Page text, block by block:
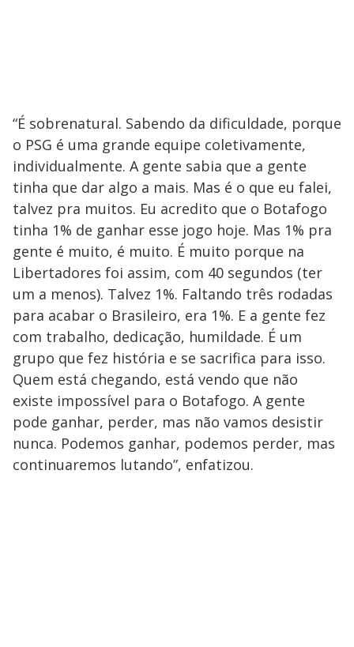
“É sobrenatural. Sabendo da dificuldade, porque
o PSG é uma grande equipe coletivamente,
individualmente. A gente sabia que a gente
tinha que dar algo a mais. Mas é o que eu falei,
talvez pra muitos. Eu acredito que o Botafogo
tinha 1% de ganhar esse jogo hoje. Mas 1% pra
gente é muito, é muito. É muito porque na
Libertadores foi assim, com 40 segundos (ter
um a menos). Talvez 1%. Faltando três rodadas
para acabar o Brasileiro, era 1%. E a gente fez
com trabalho, dedicação, humildade. É um
grupo que fez história e se sacrifica para isso.
Quem está chegando, está vendo que não
existe impossível para o Botafogo. A gente
pode ganhar, perder, mas não vamos desistir
nunca. Podemos ganhar, podemos perder, mas
continuaremos lutando”, enfatizou.